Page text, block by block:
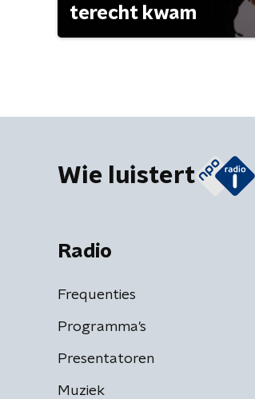
terecht kwam
Wie luistert
Radio
Frequenties
Programma's
Presentatoren
Muziek